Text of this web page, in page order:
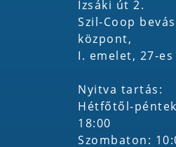
Izsáki út 2.
Szil-Coop
központ,
I. emelet, 27-
Nyitva tartás:
Hétfőtől-
18:00
Szombaton: